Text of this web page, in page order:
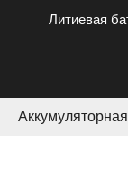
Литиевая